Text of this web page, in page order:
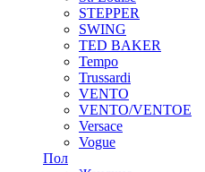
STEPPER
SWING
TED BAKER
Tempo
Trussardi
VENTO
VENTO/VENTOE
Versace
Vogue
Пол